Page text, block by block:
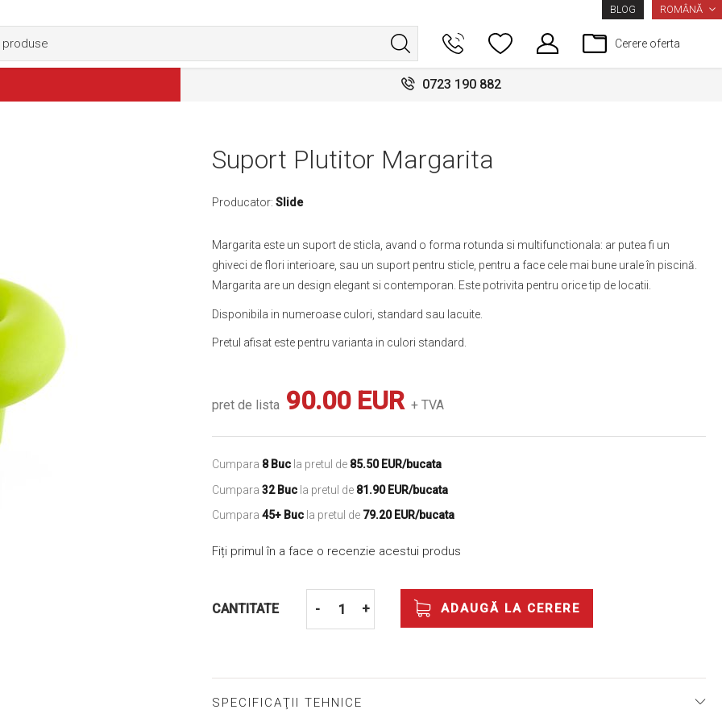
BLOG LIMBA
ROMÂNĂ
Cerere oferta
0723 190 882
Suport Plutitor Margarita
Producator: Slide
Margarita este un suport de sticla, avand o forma rotunda si multifunctionala: ar putea fi un
ghiveci de flori interioare, sau un suport pentru sticle, pentru a face cele mai bune urale în piscină.
Margarita are un design elegant si contemporan. Este potrivita pentru orice tip de locatii.
Disponibila in numeroase culori, standard sau lacuite.
Pretul afisat este pentru varianta in culori standard.
pret de lista 90.00 EUR+ TVA
Cumpara 8 Buc la pretul de 85.50 EUR/bucata
Cumpara32 Buc la pretul de 81.90 EUR/bucata
Cumpara45+ Buc la pretul de 79.20 EUR/bucata
Fiți primul în a face o recenzie acestui produs
CANTITATE - + ADAUGĂ LA CERERE
SPECIFICAŢII TEHNICE